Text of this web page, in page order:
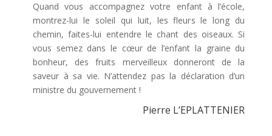
Quand vous accompagnez votre enfant à l’école,
montrez-lui le soleil qui luit, les fleurs le long du
chemin, faites-lui entendre le chant des oiseaux. Si
vous semez dans le cœur de l’enfant la graine du
bonheur, des fruits merveilleux donneront de la
saveur à sa vie. N’attendez pas la déclaration d’un
ministre du gouvernement !
Pierre L’EPLATTENIER